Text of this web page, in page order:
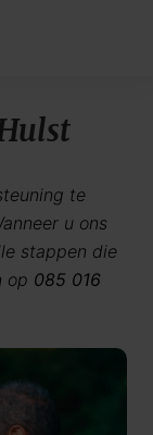
te
u ons
stappen die
op 085 016